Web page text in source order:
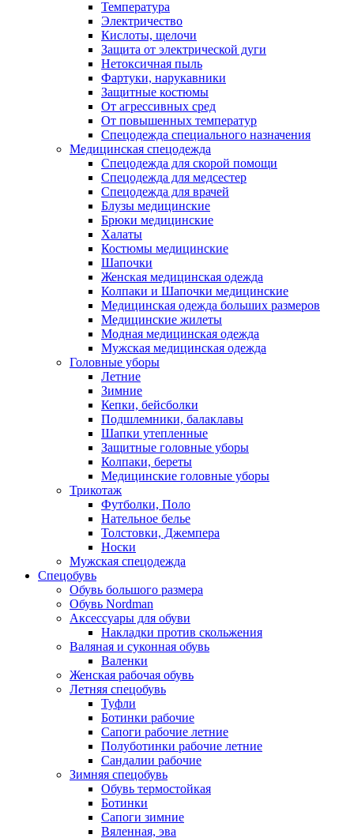
Температура
Электричество
Кислоты, щелочи
Защита от электрической дуги
Нетоксичная пыль
Фартуки, нарукавники
Защитные костюмы
От агрессивных сред
От повышенных температур
Спецодежда специального назначения
Медицинская спецодежда
Спецодежда для скорой помощи
Спецодежда для медсестер
Спецодежда для врачей
Блузы медицинские
Брюки медицинские
Халаты
Костюмы медицинские
Шапочки
Женская медицинская одежда
Колпаки и Шапочки медицинские
Медицинская одежда больших размеров
Медицинские жилеты
Модная медицинская одежда
Мужская медицинская одежда
Головные уборы
Летние
Зимние
Кепки, бейсболки
Подшлемники, балаклавы
Шапки утепленные
Защитные головные уборы
Колпаки, береты
Медицинские головные уборы
Трикотаж
Футболки, Поло
Нательное белье
Толстовки, Джемпера
Носки
Мужская спецодежда
Спецобувь
Обувь большого размера
Обувь Nordman
Аксессуары для обуви
Накладки против скольжения
Валяная и суконная обувь
Валенки
Женская рабочая обувь
Летняя спецобувь
Туфли
Ботинки рабочие
Сапоги рабочие летние
Полуботинки рабочие летние
Сандалии рабочие
Зимняя спецобувь
Обувь термостойкая
Ботинки
Сапоги зимние
Вяленная, эва